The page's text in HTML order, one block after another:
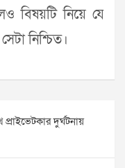
বিষয়টি নিয়ে যে
নিশ্চিত।
দুর্ঘটনায়